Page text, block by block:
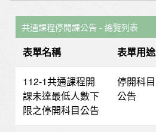
共通課程停開課公告 - 總覽列表
表單名稱 表單用途
112-1共通課程開
課未達最低人數下
限之停開科目公告
停開科目
公告